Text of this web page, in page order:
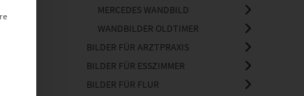
MERCEDES WANDBILD
WANDBILDER OLDTIMER
BILDER FÜR ARZTPRAXIS
BILDER FÜR ESSZIMMER
BILDER FÜR FLUR